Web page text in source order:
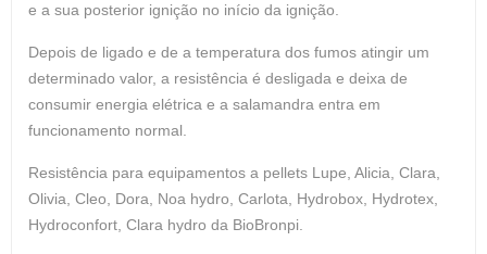
e a sua posterior ignição no início da ignição.
Depois de ligado e de a temperatura dos fumos atingir um
determinado valor, a resistência é desligada e deixa de
consumir energia elétrica e a salamandra entra em
funcionamento normal.
Resistência para equipamentos a pellets Lupe, Alicia, Clara,
Olivia, Cleo, Dora, Noa hydro, Carlota, Hydrobox, Hydrotex,
Hydroconfort, Clara hydro da BioBronpi.